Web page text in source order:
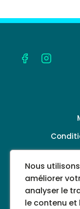
Nous
améliorer
analyser le
le contenu et